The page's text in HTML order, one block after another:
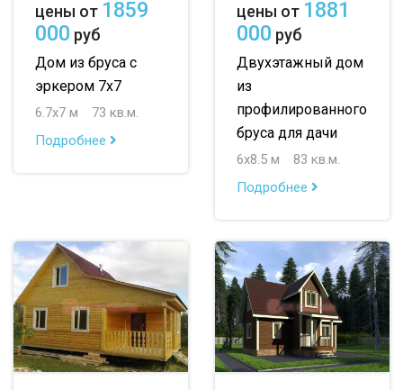
цены от 1859
000 руб
Дом из бруса с
эркером 7х7
6.7х7 м
73 кв.м.
Подробнее
цены от 1881
000 руб
Двухэтажный дом
из
профилированного
бруса для дачи
6х8.5 м
83 кв.м.
Подробнее